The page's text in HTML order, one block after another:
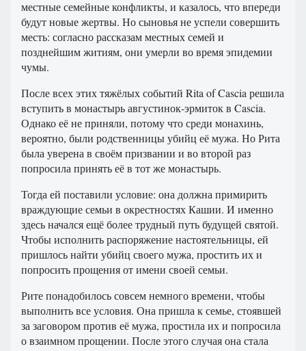
местные семейные конфликты, и казалось, что впереди
будут новые жертвы. Но сыновья не успели совершить
месть: согласно рассказам местных семей и
позднейшим житиям, они умерли во время эпидемии
чумы.
После всех этих тяжёлых событий Rita of Cascia решила
вступить в монастырь августинок-эрмиток в Cascia.
Однако её не приняли, потому что среди монахинь,
вероятно, были родственницы убийц её мужа. Но Рита
была уверена в своём призвании и во второй раз
попросила принять её в тот же монастырь.
Тогда ей поставили условие: она должна примирить
враждующие семьи в окрестностях Кашии. И именно
здесь начался ещё более трудный путь будущей святой.
Чтобы исполнить распоряжение настоятельницы, ей
пришлось найти убийц своего мужа, простить их и
попросить прощения от имени своей семьи.
Рите понадобилось совсем немного времени, чтобы
выполнить все условия. Она пришла к семье, стоявшей
за заговором против её мужа, простила их и попросила
о взаимном прощении. После этого случая она стала